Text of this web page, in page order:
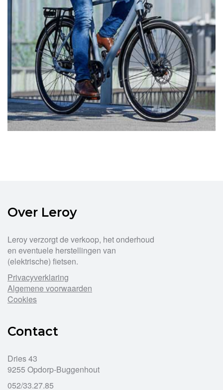
Over Leroy
Leroy verzorgt de verkoop, het onderhoud
en eventuele herstellingen van
(elektrische) fietsen.
Privacyverklaring
Algemene voorwaarden
Cookies
Contact
Dries 43
9255 Opdorp-Buggenhout
052/33.27.85